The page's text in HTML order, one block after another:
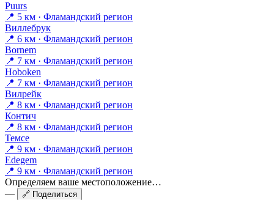
Puurs
📍 5 км · Фламандский регион
Виллебрук
📍 6 км · Фламандский регион
Bornem
📍 7 км · Фламандский регион
Hoboken
📍 7 км · Фламандский регион
Вилрейк
📍 8 км · Фламандский регион
Контич
📍 8 км · Фламандский регион
Темсе
📍 9 км · Фламандский регион
Edegem
📍 9 км · Фламандский регион
Определяем ваше местоположение…
—
🔗 Поделиться